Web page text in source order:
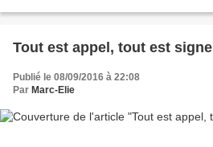
Tout est appel, tout est signe
Publié le 08/09/2016 à 22:08
Par Marc-Elie